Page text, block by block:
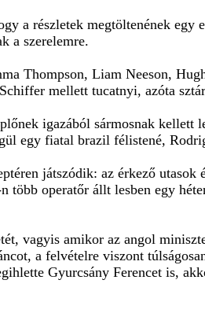
a részletek megtöltenének
a szerelemre.
Thompson, Liam Neeson,
mellett tucatnyi, azóta
igazából sármosnak kellett
egy fiatal brazil félistené,
játszódik: az érkező
több operatőr állt lesben egy
vagyis amikor az angol
a felvételre viszont
Gyurcsány Ferencet is,